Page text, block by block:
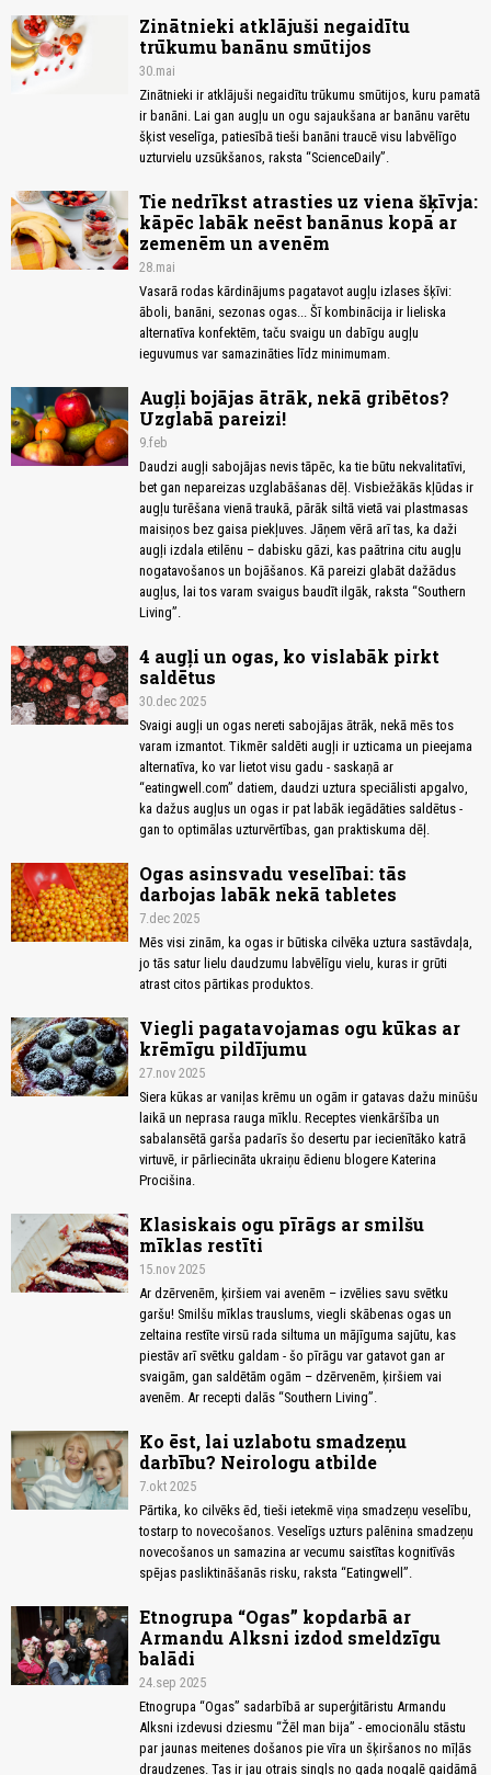
Zinātnieki atklājuši negaidītu
trūkumu banānu smūtijos
30.mai
Zinātnieki ir atklājuši negaidītu trūkumu smūtijos, kuru pamatā
ir banāni. Lai gan augļu un ogu sajaukšana ar banānu varētu
šķist veselīga, patiesībā tieši banāni traucē visu labvēlīgo
uzturvielu uzsūkšanos, raksta “ScienceDaily”.
Tie nedrīkst atrasties uz viena šķīvja:
kāpēc labāk neēst banānus kopā ar
zemenēm un avenēm
28.mai
Vasarā rodas kārdinājums pagatavot augļu izlases šķīvi:
āboli, banāni, sezonas ogas... Šī kombinācija ir lieliska
alternatīva konfektēm, taču svaigu un dabīgu augļu
ieguvumus var samazināties līdz minimumam.
Augļi bojājas ātrāk, nekā gribētos?
Uzglabā pareizi!
9.feb
Daudzi augļi sabojājas nevis tāpēc, ka tie būtu nekvalitatīvi,
bet gan nepareizas uzglabāšanas dēļ. Visbiežākās kļūdas ir
augļu turēšana vienā traukā, pārāk siltā vietā vai plastmasas
maisiņos bez gaisa piekļuves. Jāņem vērā arī tas, ka daži
augļi izdala etilēnu – dabisku gāzi, kas paātrina citu augļu
nogatavošanos un bojāšanos. Kā pareizi glabāt dažādus
augļus, lai tos varam svaigus baudīt ilgāk, raksta “Southern
Living”.
4 augļi un ogas, ko vislabāk pirkt
saldētus
30.dec 2025
Svaigi augļi un ogas nereti sabojājas ātrāk, nekā mēs tos
varam izmantot. Tikmēr saldēti augļi ir uzticama un pieejama
alternatīva, ko var lietot visu gadu - saskaņā ar
“eatingwell.com” datiem, daudzi uztura speciālisti apgalvo,
ka dažus augļus un ogas ir pat labāk iegādāties saldētus -
gan to optimālas uzturvērtības, gan praktiskuma dēļ.
Ogas asinsvadu veselībai: tās
darbojas labāk nekā tabletes
7.dec 2025
Mēs visi zinām, ka ogas ir būtiska cilvēka uztura sastāvdaļa,
jo tās satur lielu daudzumu labvēlīgu vielu, kuras ir grūti
atrast citos pārtikas produktos.
Viegli pagatavojamas ogu kūkas ar
krēmīgu pildījumu
27.nov 2025
Siera kūkas ar vaniļas krēmu un ogām ir gatavas dažu minūšu
laikā un neprasa rauga mīklu. Receptes vienkāršība un
sabalansētā garša padarīs šo desertu par iecienītāko katrā
virtuvē, ir pārliecināta ukraiņu ēdienu blogere Katerina
Procišina.
Klasiskais ogu pīrāgs ar smilšu
mīklas restīti
15.nov 2025
Ar dzērvenēm, ķiršiem vai avenēm – izvēlies savu svētku
garšu! Smilšu mīklas trauslums, viegli skābenas ogas un
zeltaina restīte virsū rada siltuma un mājīguma sajūtu, kas
piestāv arī svētku galdam - šo pīrāgu var gatavot gan ar
svaigām, gan saldētām ogām – dzērvenēm, ķiršiem vai
avenēm. Ar recepti dalās “Southern Living”.
Ko ēst, lai uzlabotu smadzeņu
darbību? Neirologu atbilde
7.okt 2025
Pārtika, ko cilvēks ēd, tieši ietekmē viņa smadzeņu veselību,
tostarp to novecošanos. Veselīgs uzturs palēnina smadzeņu
novecošanos un samazina ar vecumu saistītas kognitīvās
spējas pasliktināšanās risku, raksta “Eatingwell”.
Etnogrupa “Ogas” kopdarbā ar
Armandu Alksni izdod smeldzīgu
balādi
24.sep 2025
Etnogrupa “Ogas” sadarbībā ar superģitāristu Armandu
Alksni izdevusi dziesmu “Žēl man bija” - emocionālu stāstu
par jaunas meitenes došanos pie vīra un šķiršanos no mīļās
draudzenes. Tas ir jau otrais singls no gada nogalē gaidāmā